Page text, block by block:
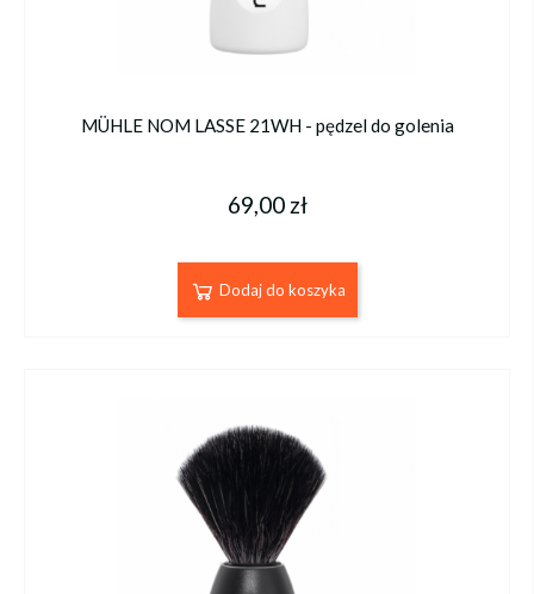
MÜHLE NOM LASSE 21WH - pędzel do golenia
69,00 zł
Dodaj do koszyka